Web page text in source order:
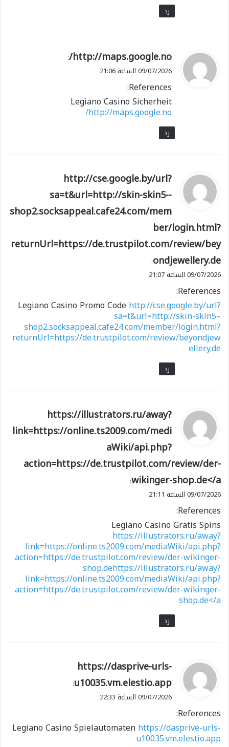
رد
ي
ق
ل
http://maps.google.no/
:
09/07/2026 الساعة 21:06
References:
Legiano Casino Sicherheit
http://maps.google.no/
رد
ي
و
ل
http://cse.google.by/url?
sa=t&url=http://skin-skin5--
shop2.socksappeal.cafe24.com/mem
ber/login.html?
returnUrl=https://de.trustpilot.com/review/bey
ondjewellery.de
:
09/07/2026 الساعة 21:07
References:
Legiano Casino Promo Codehttp://cse.google.by/url?
sa=t&url=http://skin-skin5–
shop2.socksappeal.cafe24.com/member/login.html?
returnUrl=https://de.trustpilot.com/review/beyondjew
ellery.de
رد
ي
ق
و
ل
https://illustrators.ru/away?
link=https://online.ts2009.com/medi
aWiki/api.php?
action=https://de.trustpilot.com/review/der-
wikinger-shop.de</a
:
09/07/2026 الساعة 21:11
References:
Legiano Casino Gratis Spins
https://illustrators.ru/away?
link=https://online.ts2009.com/mediaWiki/api.php?
action=https://de.trustpilot.com/review/der-wikinger-
shop.dehttps://illustrators.ru/away?
link=https://online.ts2009.com/mediaWiki/api.php?
action=https://de.trustpilot.com/review/der-wikinger-
shop.de</a
رد
ي
و
ل
https://dasprive-urls-
u10035.vm.elestio.app
:
09/07/2026 الساعة 22:33
References:
Legiano Casino Spielautomatenhttps://dasprive-urls-
u10035.vm.elestio.app